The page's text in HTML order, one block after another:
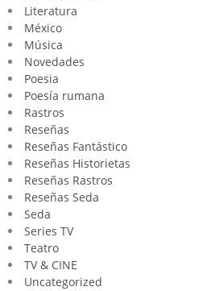
Literatura
México
Música
Novedades
Poesia
Poesía rumana
Rastros
Reseñas
Reseñas Fantástico
Reseñas Historietas
Reseñas Rastros
Reseñas Seda
Seda
Series TV
Teatro
TV & CINE
Uncategorized